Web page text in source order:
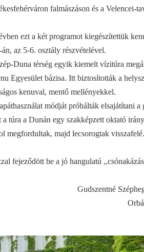
falmászáson és a Velencei-
ezt a két programot kiegészítettük
az 5-6. osztály részvételével.
Duna térség egyik kiemelt vízitúra
Egyesület bázisa. Itt biztosították a
kenuval, mentő mellényekkel.
módját próbálták elsajátítani a
túra a Dunán egy szakképzett oktató
megfordultak, majd lecsorogtak
fejeződött be a jó hangulatú
Gudszentné